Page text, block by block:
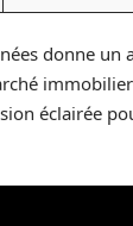
donne un
éclairée